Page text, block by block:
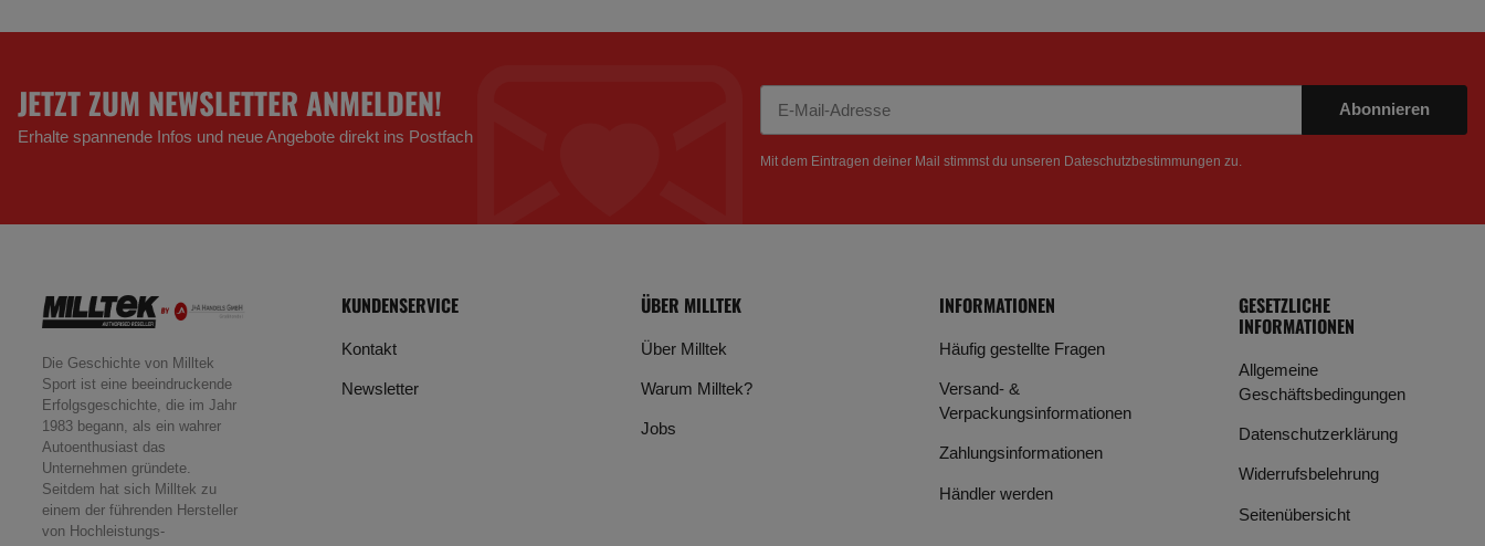
JETZT ZUM NEWSLETTER ANMELDEN!
Erhalte spannende Infos und neue Angebote direkt ins Postfach
Abonnieren
Mit dem Eintragen deiner Mail stimmst du unseren Dateschutzbestimmungen zu.
Die Geschichte von Milltek
Sport ist eine beeindruckende
Erfolgsgeschichte, die im Jahr
1983 begann, als ein wahrer
Autoenthusiast das
Unternehmen gründete.
Seitdem hat sich Milltek zu
einem der führenden Hersteller
von Hochleistungs-
KUNDENSERVICE
Kontakt
Newsletter
ÜBER MILLTEK
Über Milltek
Warum Milltek?
Jobs
INFORMATIONEN
Häufig gestellte Fragen
Versand- &
Verpackungsinformationen
Zahlungsinformationen
Händler werden
GESETZLICHE
INFORMATIONEN
Allgemeine
Geschäftsbedingungen
Datenschutzerklärung
Widerrufsbelehrung
Seitenübersicht